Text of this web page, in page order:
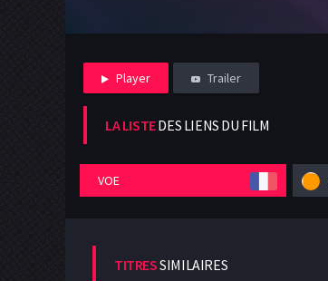
Player Trailer
LA LISTEDES LIENS DU FILM
VOE
TITRESSIMILAIRES